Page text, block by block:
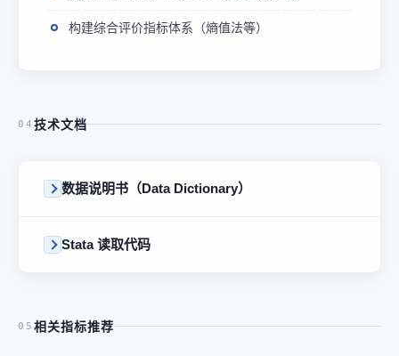
构建综合评价指标体系（熵值法等）
04 技术文档
数据说明书（Data Dictionary）
Stata 读取代码
05 相关指标推荐